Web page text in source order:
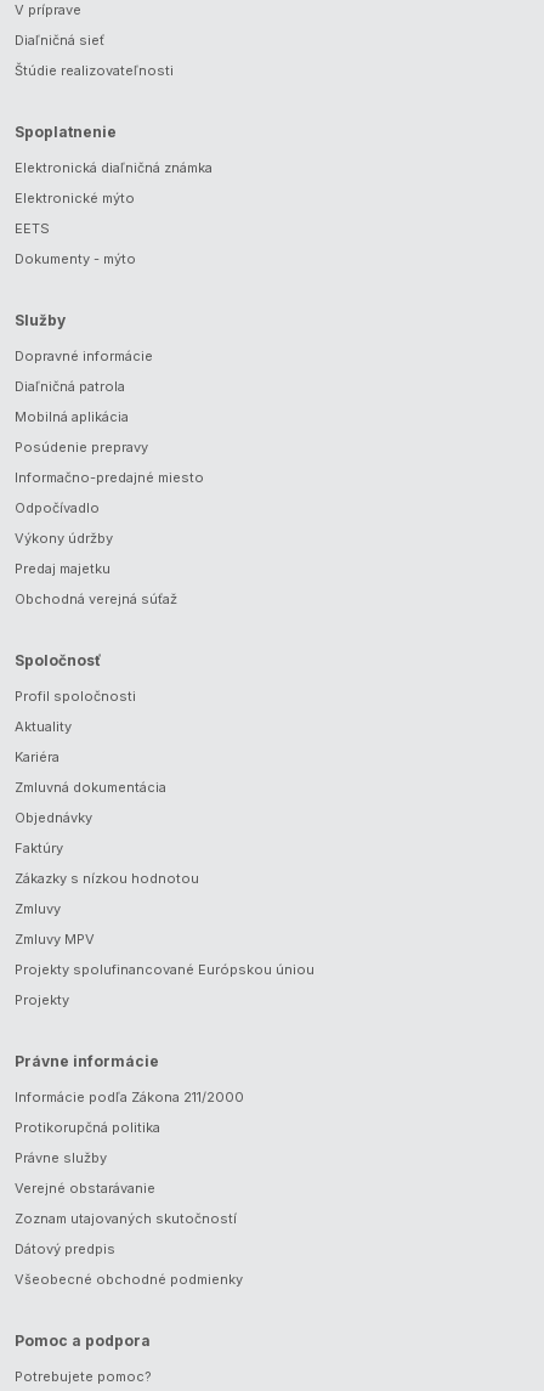
V príprave
Diaľničná sieť
Štúdie realizovateľnosti
Spoplatnenie
Elektronická diaľničná známka
Elektronické mýto
EETS
Dokumenty - mýto
Služby
Dopravné informácie
Diaľničná patrola
Mobilná aplikácia
Posúdenie prepravy
Informačno-predajné miesto
Odpočívadlo
Výkony údržby
Predaj majetku
Obchodná verejná súťaž
Spoločnosť
Profil spoločnosti
Aktuality
Kariéra
Zmluvná dokumentácia
Objednávky
Faktúry
Zákazky s nízkou hodnotou
Zmluvy
Zmluvy MPV
Projekty spolufinancované Európskou úniou
Projekty
Právne informácie
Informácie podľa Zákona 211/2000
Protikorupčná politika
Právne služby
Verejné obstarávanie
Zoznam utajovaných skutočností
Dátový predpis
Všeobecné obchodné podmienky
Pomoc a podpora
Potrebujete pomoc?